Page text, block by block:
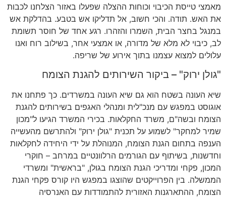
מאמצי טייסת הכיבוי וכוחות ההצלה שפעלו באזור הצלחנו לכבות
את האש. תודה. והכי חשוב, אל תדליקו אש בטבע. בהדלקת אש
במנגל בחצר הבית, השמרו והזהרו. רגע אחד של חוסר תשומת
לב, כיבוי לא מלא של מדורה, או אמצעי אחר, בשילוב רוח ואנו
עלולים למצוא עצמנו בתוך אירוע של שריפה.
"גולן ירוק" – ביקור השירותים להגנת הצומח
שיא העונה בשטח הוא גם שיא העונה במשרדים. כך פתחנו את
אוגוסט במפגש עם מנכ"לית ומנהלי האגפים בשירותים להגנת
הצומח ובשה"ם, משרד החקלאות. בכירי המשרד הגיעו ל"מכון
שמיר למחקר" לשמוע על תכנית "גולן ירוק" ולהתרשם מהעשייה
הענפה בתחום הגנת הצומח, המנוהלת על ידי היחידה לחקלאות
וחדשנות, בשיתוף עם הגורמים הרלוונטיים במרחב – חוקרי
המכון, פקחי ומדריכי הגנת הצומח בגולן, "בראשית" ומשרדי
הממשלה. בין הפרוייקטים שהוצגו במפגש היו קורס פקחי הגנת
הצומח, ההתארגנות האזורית להתמודדות עם האנרסיה